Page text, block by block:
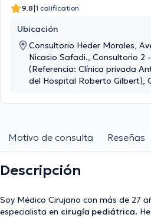
9.8|1 calification
Ubicación
Consultorio Heder Morales,
Nicasio Safadi., Consultorio 2
(Referencia: Clínica privada
del Hospital Roberto Gilbert),
Motivo de consulta Reseñas
Descripción
Soy Médico Cirujano con más de 27
especialista en cirugía pediátrica.